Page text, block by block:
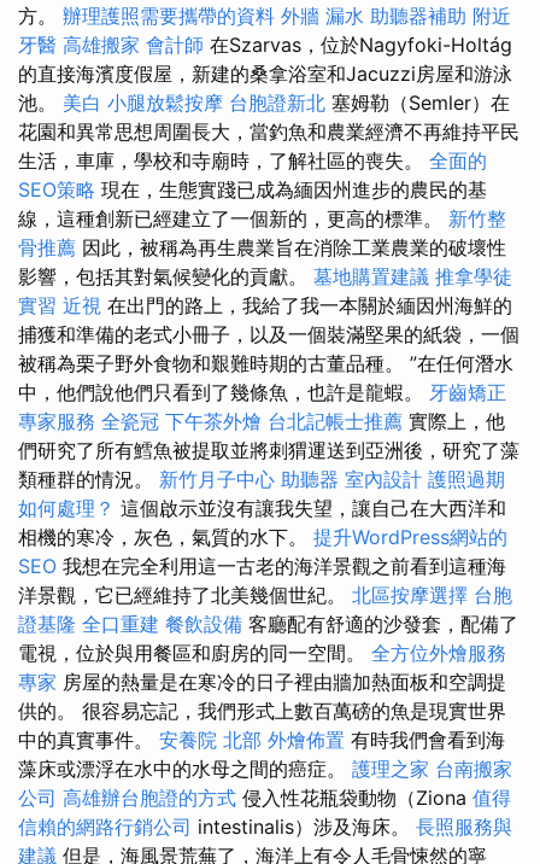
方。 辦理護照需要攜帶的資料 外牆 漏水 助聽器補助 附近
牙醫 高雄搬家 會計師 在Szarvas，位於Nagyfoki-Holtág
的直接海濱度假屋，新建的桑拿浴室和Jacuzzi房屋和游泳
池。 美白 小腿放鬆按摩 台胞證新北 塞姆勒（Semler）在
花園和異常思想周圍長大，當釣魚和農業經濟不再維持平民
生活，車庫，學校和寺廟時，了解社區的喪失。 全面的
SEO策略 現在，生態實踐已成為緬因州進步的農民的基
線，這種創新已經建立了一個新的，更高的標準。 新竹整
骨推薦 因此，被稱為再生農業旨在消除工業農業的破壞性
影響，包括其對氣候變化的貢獻。 墓地購置建議 推拿學徒
實習 近視 在出門的路上，我給了我一本關於緬因州海鮮的
捕獲和準備的老式小冊子，以及一個裝滿堅果的紙袋，一個
被稱為栗子野外食物和艱難時期的古董品種。 ”在任何潛水
中，他們說他們只看到了幾條魚，也許是龍蝦。 牙齒矯正
專家服務 全瓷冠 下午茶外燴 台北記帳士推薦 實際上，他
們研究了所有鱈魚被提取並將刺猬運送到亞洲後，研究了藻
類種群的情況。 新竹月子中心 助聽器 室內設計 護照過期
如何處理？ 這個啟示並沒有讓我失望，讓自己在大西洋和
相機的寒冷，灰色，氣質的水下。 提升WordPress網站的
SEO 我想在完全利用這一古老的海洋景觀之前看到這種海
洋景觀，它已經維持了北美幾個世紀。 北區按摩選擇 台胞
證基隆 全口重建 餐飲設備 客廳配有舒適的沙發套，配備了
電視，位於與用餐區和廚房的同一空間。 全方位外燴服務
專家 房屋的熱量是在寒冷的日子裡由牆加熱面板和空調提
供的。 很容易忘記，我們形式上數百萬磅的魚是現實世界
中的真實事件。 安養院 北部 外燴佈置 有時我們會看到海
藻床或漂浮在水中的水母之間的癌症。 護理之家 台南搬家
公司 高雄辦台胞證的方式 侵入性花瓶袋動物（Ziona 值得
信賴的網路行銷公司 intestinalis）涉及海床。 長照服務與
建議 但是，海風景荒蕪了，海洋上有令人毛骨悚然的寧